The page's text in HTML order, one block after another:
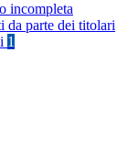
incompleta
da parte dei titolari
1